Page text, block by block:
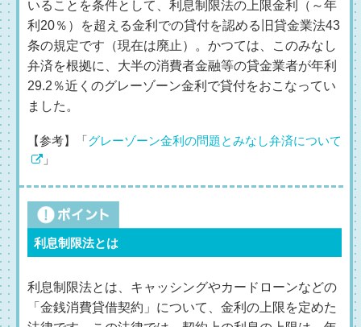
いることを条件として、利息制限法の上限金利（～年
利20％）を超える金利での貸付を認める旧貸金業法43
条の規定です（現在は廃止）。かつては、このみなし
弁済を根拠に、大半の消費者金融等の貸金業者が年利
29.2％近くのグレーゾーン金利で貸付をおこなってい
ました。
【参考】「 グレーゾーン金利の問題とみなし弁済について
」
利息制限法とは
利息制限法とは、キャッシングやカードローンなどの
「金銭消費貸借契約」について、金利の上限を定めた